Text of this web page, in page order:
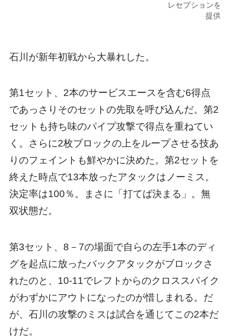
レセプションを
提供
石川が新年初戦から大暴れした。
第1セット、2本のサービスエースを含む6得点
であっさりそのセットの先取を呼び込んだ。第2
セットも持ち味のパイプ攻撃で得点を重ねてい
く。さらに2枚ブロックの上をループさせる技あ
りのフェイントも鮮やかに決めた。第2セットを
終えた時点で13本放ったアタックはノーミス。
決定率は100％。まさに「打てば決まる」。無
双状態だ。
第3セット、8－7の場面で自らの左手1本のディ
グを起点に放ったバックアタックがブロックさ
れたのと、10-11でレフトからのクロススパイク
がわずかにアウトになったのが惜しまれる。だ
が、石川の攻撃のミスは試合を通じてこの2本だ
けだ。